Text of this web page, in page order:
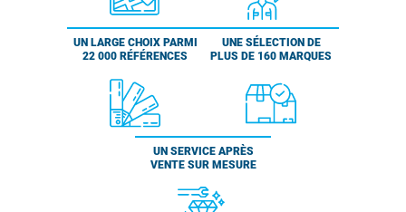
UN LARGE CHOIX PARMI
22 000 RÉFÉRENCES
UNE SÉLECTION DE
PLUS DE 160 MARQUES
UN SERVICE APRÈS
VENTE SUR MESURE